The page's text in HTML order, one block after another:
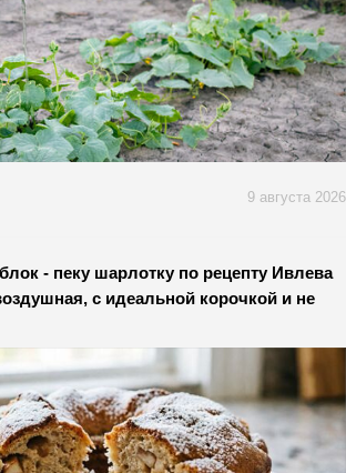
9 августа 2026
- пеку шарлотку по рецепту Ивлева
с идеальной корочкой и не